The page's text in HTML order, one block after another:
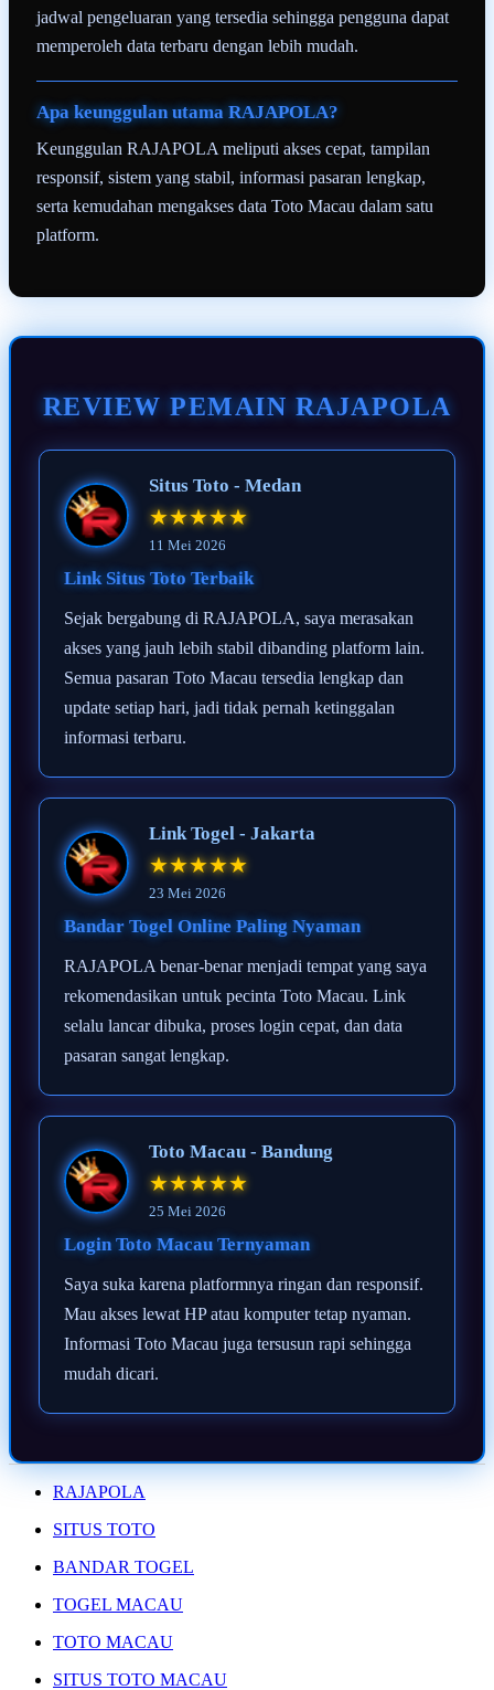
jadwal pengeluaran yang tersedia sehingga pengguna dapat
memperoleh data terbaru dengan lebih mudah.
Apa keunggulan utama RAJAPOLA?
Keunggulan RAJAPOLA meliputi akses cepat, tampilan
responsif, sistem yang stabil, informasi pasaran lengkap,
serta kemudahan mengakses data Toto Macau dalam satu
platform.
REVIEW PEMAIN RAJAPOLA
Situs Toto - Medan
★★★★★
11 Mei 2026
Link Situs Toto Terbaik
Sejak bergabung di RAJAPOLA, saya merasakan
akses yang jauh lebih stabil dibanding platform lain.
Semua pasaran Toto Macau tersedia lengkap dan
update setiap hari, jadi tidak pernah ketinggalan
informasi terbaru.
Link Togel - Jakarta
★★★★★
23 Mei 2026
Bandar Togel Online Paling Nyaman
RAJAPOLA benar-benar menjadi tempat yang saya
rekomendasikan untuk pecinta Toto Macau. Link
selalu lancar dibuka, proses login cepat, dan data
pasaran sangat lengkap.
Toto Macau - Bandung
★★★★★
25 Mei 2026
Login Toto Macau Ternyaman
Saya suka karena platformnya ringan dan responsif.
Mau akses lewat HP atau komputer tetap nyaman.
Informasi Toto Macau juga tersusun rapi sehingga
mudah dicari.
RAJAPOLA
SITUS TOTO
BANDAR TOGEL
TOGEL MACAU
TOTO MACAU
SITUS TOTO MACAU